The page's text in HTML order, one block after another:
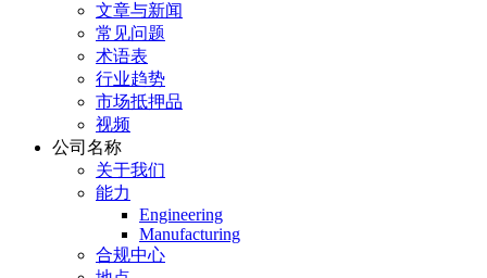
文章与新闻
常见问题
术语表
行业趋势
市场抵押品
视频
公司名称
关于我们
能力
Engineering
Manufacturing
合规中心